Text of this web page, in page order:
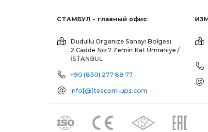
СТАМБУЛ - главный офис
Dudullu Organize Sanayi Bölgesi
2.Cadde No:7 Zemin Kat Ümraniye /
İSTANBUL
+90 (850) 277 88 77
info[@]tescom-ups.com